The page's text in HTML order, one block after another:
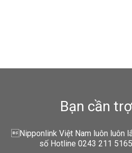
Bạn cần
Nipponlink Việt Nam luôn luôn
số Hotline 0243 211